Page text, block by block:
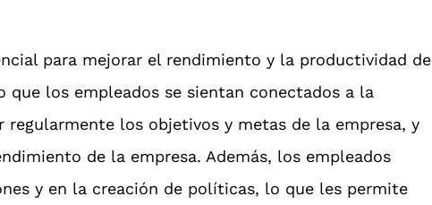
para mejorar el rendimiento y la productividad de
que los empleados se sientan conectados a la
los objetivos y metas de la empresa, y
de la empresa. Además, los empleados
y en la creación de políticas, lo que les permite